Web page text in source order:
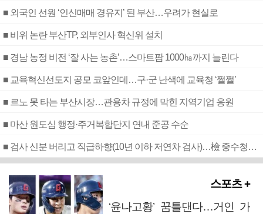
■ 외국인 선원 ‘인신매매 경유지’ 된 부산…우려가 현실로
■ 비위 논란 부산TP, 외부인사 혁신위 설치
■ 경남 농정 비전 ‘잘 사는 농촌’…스마트팜 1000㏊까지 늘린다
■ 교육혁신선도지 공모 코앞인데…구·군 난색에 교육청 ‘쩔쩔’
■ 르노 못 타는 부산시장…관용차 규정에 막힌 지역기업 응원
■ 마산 원도심 행정·주거복합단지 연내 준공 수순
■ 검사 신분 버리고 직급하향(10년 이하 저연차 검사)…檢 중수청행 기피
스포츠 +
‘윤나고황’ 꿈틀댄다…거인 가